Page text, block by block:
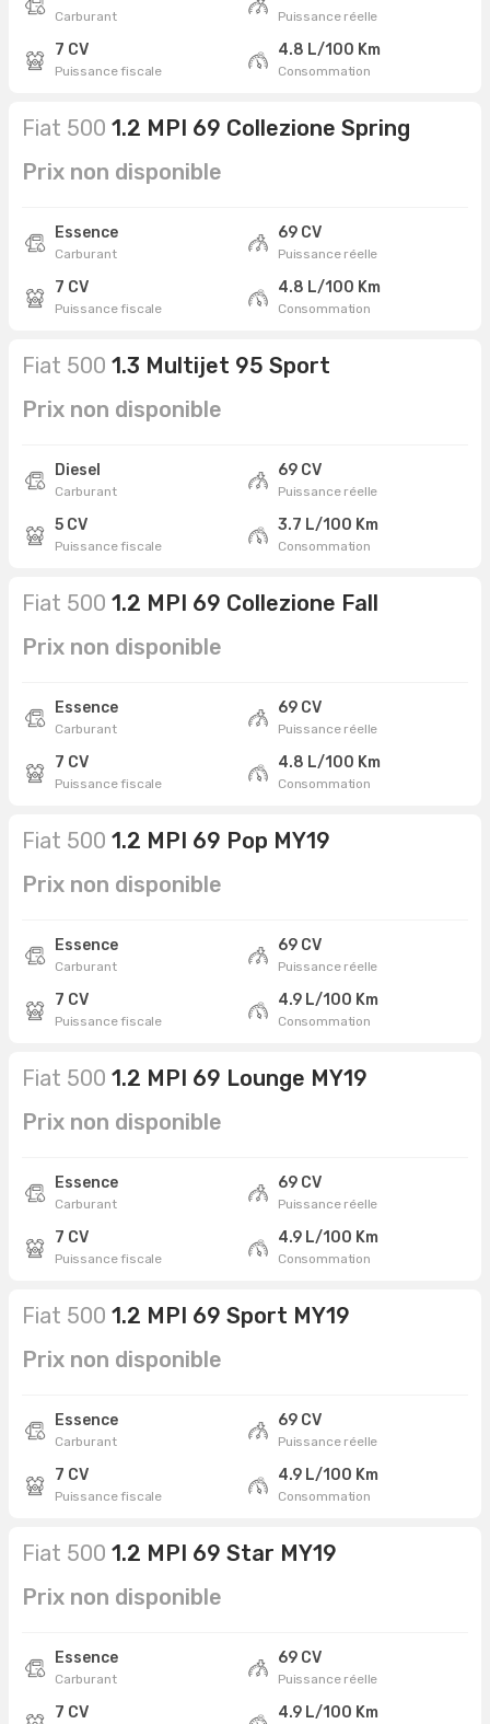
Carburant Puissance réelle
7 CV
Puissance fiscale
4.8 L/100 Km
Consommation
Fiat 500 1.2 MPI 69 Collezione Spring
Prix non disponible
Essence
Carburant
69 CV
Puissance réelle
7 CV
Puissance fiscale
4.8 L/100 Km
Consommation
Fiat 500 1.3 Multijet 95 Sport
Prix non disponible
Diesel
Carburant
69 CV
Puissance réelle
5 CV
Puissance fiscale
3.7 L/100 Km
Consommation
Fiat 500 1.2 MPI 69 Collezione Fall
Prix non disponible
Essence
Carburant
69 CV
Puissance réelle
7 CV
Puissance fiscale
4.8 L/100 Km
Consommation
Fiat 500 1.2 MPI 69 Pop MY19
Prix non disponible
Essence
Carburant
69 CV
Puissance réelle
7 CV
Puissance fiscale
4.9 L/100 Km
Consommation
Fiat 500 1.2 MPI 69 Lounge MY19
Prix non disponible
Essence
Carburant
69 CV
Puissance réelle
7 CV
Puissance fiscale
4.9 L/100 Km
Consommation
Fiat 500 1.2 MPI 69 Sport MY19
Prix non disponible
Essence
Carburant
69 CV
Puissance réelle
7 CV
Puissance fiscale
4.9 L/100 Km
Consommation
Fiat 500 1.2 MPI 69 Star MY19
Prix non disponible
Essence
Carburant
69 CV
Puissance réelle
7 CV 4.9 L/100 Km